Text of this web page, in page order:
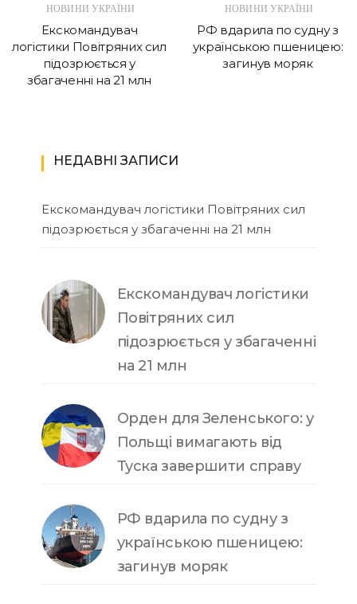
НОВИНИ УКРАЇНИ
Екскомандувач
логістики Повітряних сил
підозрюється у
збагаченні на 21 млн
НОВИНИ УКРАЇНИ
РФ вдарила по судну з
українською пшеницею:
загинув моряк
НЕДАВНІ ЗАПИСИ
Екскомандувач логістики Повітряних сил
підозрюється у збагаченні на 21 млн
Екскомандувач логістики
Повітряних сил
підозрюється у збагаченні
на 21 млн
Орден для Зеленського: у
Польщі вимагають від
Туска завершити справу
РФ вдарила по судну з
українською пшеницею:
загинув моряк